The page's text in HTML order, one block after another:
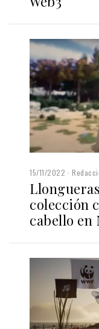
15/11/2022
colección
cabello en